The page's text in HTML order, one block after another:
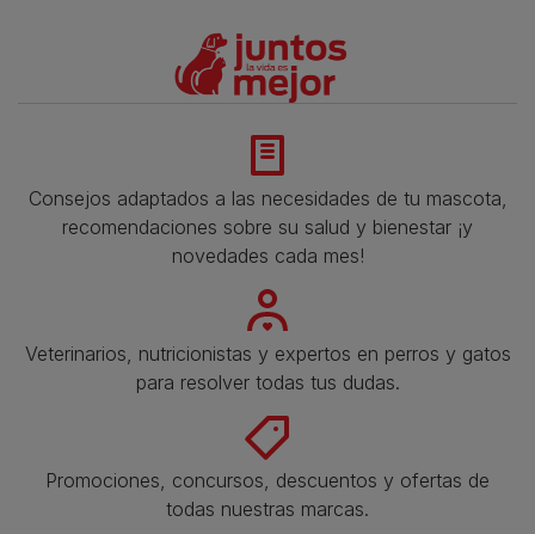
Consejos adaptados a las necesidades de tu mascota,
recomendaciones sobre su salud y bienestar ¡y
novedades cada mes!
Veterinarios, nutricionistas y expertos en perros y gatos
para resolver todas tus dudas.​
Promociones, concursos, descuentos y ofertas de
todas nuestras marcas.​